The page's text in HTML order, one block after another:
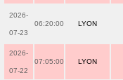
2026-
07-23
06:20:00 LYON
2026-
07-22
07:05:00 LYON